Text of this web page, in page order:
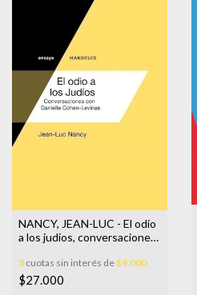
NANCY, JEAN-LUC - El odio
a los judios, conversaciones
3 cuotas sin interés de$9.000
$27.000